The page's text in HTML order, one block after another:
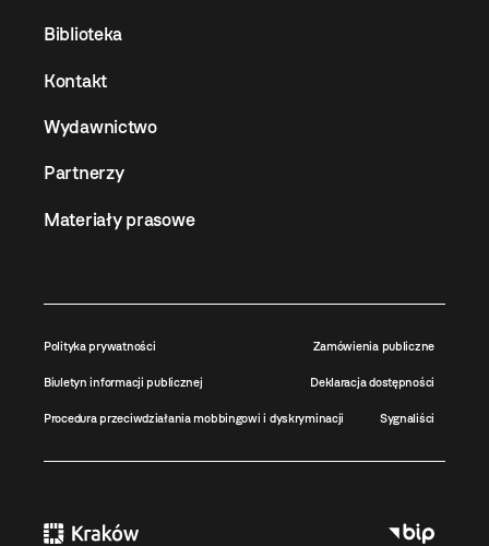
Biblioteka
Kontakt
Wydawnictwo
Partnerzy
Materiały prasowe
Polityka prywatności Zamówienia publiczne
Biuletyn informacji publicznej Deklaracja dostępności
Procedura przeciwdziałania mobbingowi i dyskryminacji Sygnaliści